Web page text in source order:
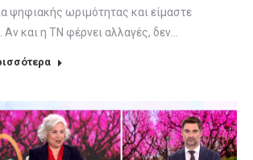
ψηφιακής ωριμότητας και είμαστε
και η ΤΝ φέρνει αλλαγές, δεν…